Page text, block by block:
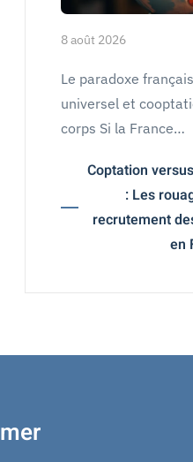
8 août 2026
Le paradoxe
universel et
corps Si la France…
Coptation
: Les
recrutement
en